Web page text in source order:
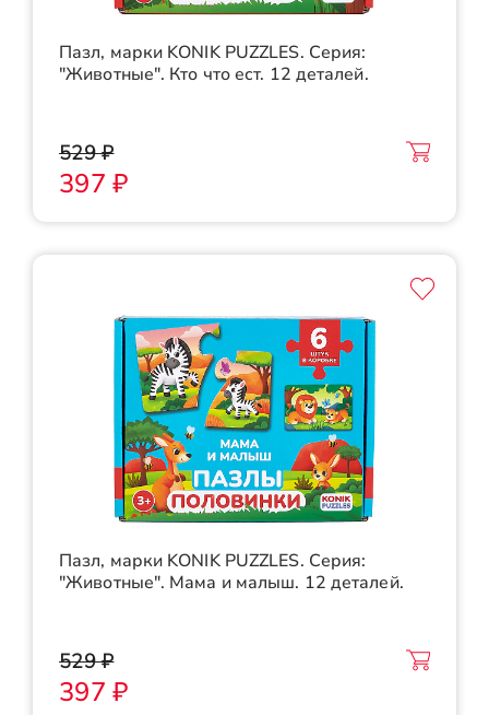
Пазл, марки KONIK PUZZLES. Серия:
"Животные". Кто что ест. 12 деталей.
529 ₽
397 ₽
Пазл, марки KONIK PUZZLES. Серия:
"Животные". Мама и малыш. 12 деталей.
529 ₽
397 ₽